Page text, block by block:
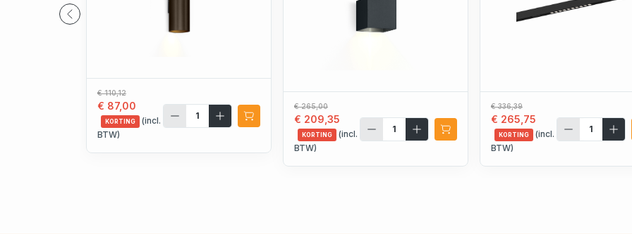
€ 110,12
€ 87,00
KORTING
(incl.
BTW)
€ 265,00
€ 209,35
KORTING
(incl.
BTW)
€ 336,39
€ 265,75
KORTING
(incl.
BTW)